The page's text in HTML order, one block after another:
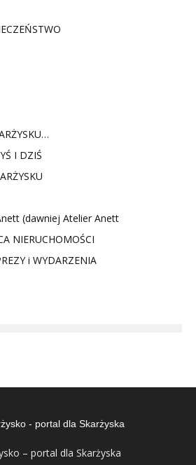
I DZIŚ
(dawniej Atelier Anett
NIERUCHOMOŚCI
i WYDARZENIA
– portal dla Skarżyska